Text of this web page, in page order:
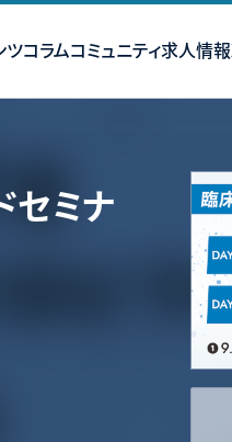
ツコラムコミュニティ求人情報
セミナ